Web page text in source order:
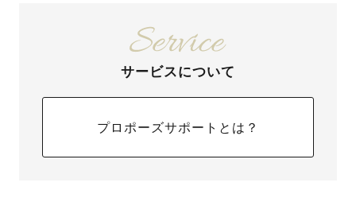
サービスについて
プロポーズサポートとは？